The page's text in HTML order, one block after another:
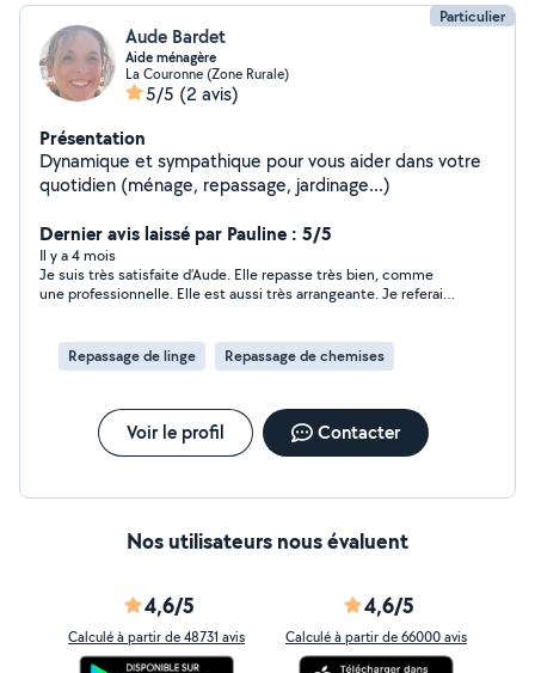
Particulier
Aude Bardet
Aide ménagère
La Couronne (Zone Rurale)
5/5 (2 avis)
Présentation
Dynamique et sympathique pour vous aider dans votre
quotidien (ménage, repassage, jardinage...)
Dernier avis laissé par Pauline : 5/5
Il y a 4 mois
Je suis très satisfaite d’Aude. Elle repasse très bien, comme
une professionnelle. Elle est aussi très arrangeante. Je referai
Repassage de linge Repassage de chemises
Voir le profil Contacter
Nos utilisateurs nous évaluent
4,6/5
Calculé à partir de 48731 avis
4,6/5
Calculé à partir de 66000 avis